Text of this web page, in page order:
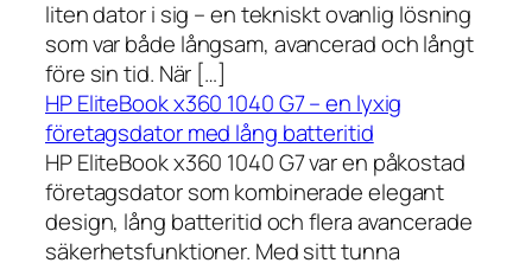
liten dator i sig – en tekniskt ovanlig lösning
som var både långsam, avancerad och långt
före sin tid. När […]
HP EliteBook x360 1040 G7 – en lyxig
företagsdator med lång batteritid
HP EliteBook x360 1040 G7 var en påkostad
företagsdator som kombinerade elegant
design, lång batteritid och flera avancerade
säkerhetsfunktioner. Med sitt tunna